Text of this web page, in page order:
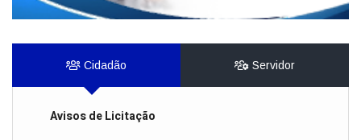
Cidadão Servidor
Avisos de Licitação